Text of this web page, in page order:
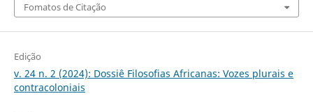
Fomatos de Citação
Edição
v. 24 n. 2 (2024): Dossiê Filosofias Africanas: Vozes plurais e
contracoloniais